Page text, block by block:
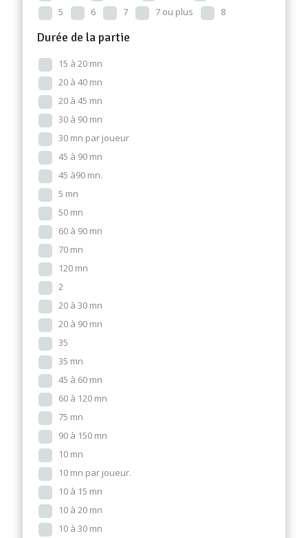
5
6 7 7 ou plus 8
Durée de la partie
15 à 20 mn
20 à 40 mn
20 à 45 mn
30 à 90 mn
30 mn par joueur
45 à 90 mn
45 à90 mn.
5 mn
50 mn
60 à 90 mn
70 mn
120 mn
2
20 à 30 mn
20 à 90 mn
35
35 mn
45 à 60 mn
60 à 120 mn
75 mn
90 à 150 mn
10 mn
10 mn par joueur.
10 à 15 mn
10 à 20 mn
10 à 30 mn